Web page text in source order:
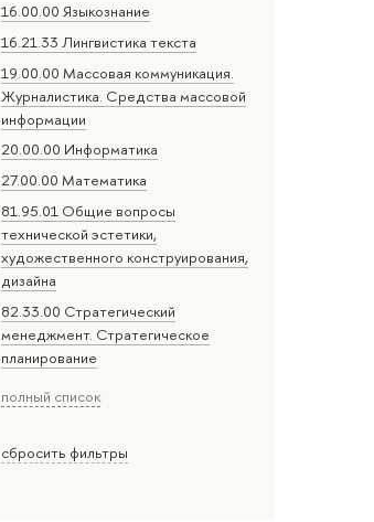
16.00.00 Языкознание
16.21.33 Лингвистика текста
19.00.00 Массовая коммуникация.
Журналистика. Средства массовой
информации
20.00.00 Информатика
27.00.00 Математика
81.95.01 Общие вопросы
технической эстетики,
художественного конструирования,
дизайна
82.33.00 Стратегический
менеджмент. Стратегическое
планирование
полный список
сбросить фильтры